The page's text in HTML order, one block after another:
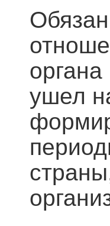
ушел